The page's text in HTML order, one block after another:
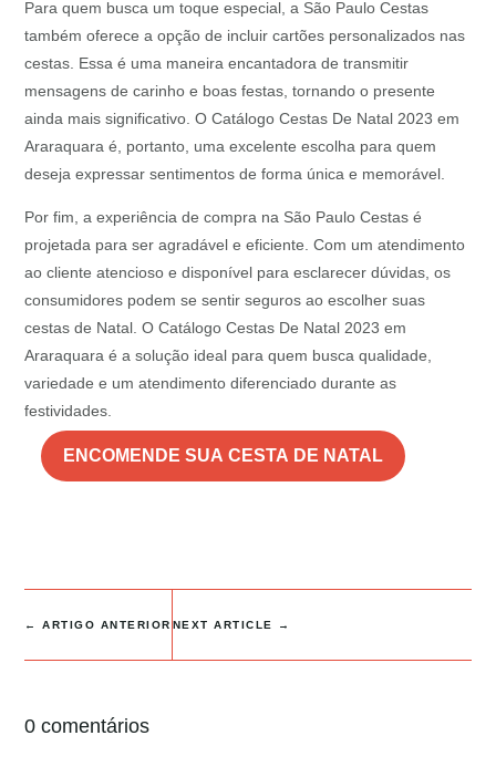
Para quem busca um toque especial, a São Paulo Cestas
também oferece a opção de incluir cartões personalizados nas
cestas. Essa é uma maneira encantadora de transmitir
mensagens de carinho e boas festas, tornando o presente
ainda mais significativo. O Catálogo Cestas De Natal 2023 em
Araraquara é, portanto, uma excelente escolha para quem
deseja expressar sentimentos de forma única e memorável.
Por fim, a experiência de compra na São Paulo Cestas é
projetada para ser agradável e eficiente. Com um atendimento
ao cliente atencioso e disponível para esclarecer dúvidas, os
consumidores podem se sentir seguros ao escolher suas
cestas de Natal. O Catálogo Cestas De Natal 2023 em
Araraquara é a solução ideal para quem busca qualidade,
variedade e um atendimento diferenciado durante as
festividades.
ENCOMENDE SUA CESTA DE NATAL
←ARTIGO ANTERIOR NEXT ARTICLE →
0 comentários